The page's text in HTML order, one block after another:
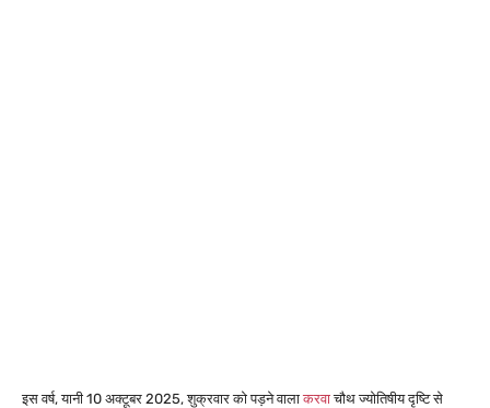
इस वर्ष, यानी 10 अक्टूबर 2025, शुक्रवार को पड़ने वालाकरवाचौथ ज्योतिषीय दृष्टि से